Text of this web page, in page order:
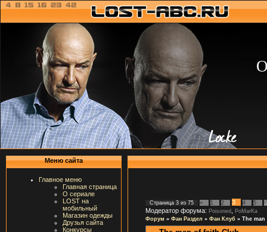
Меню сайта
Главное меню
Главная страница
О сериале
LOST на
мобильный
Магазин одежды
Друзья сайта
Конкурсы
Страница 3 из 75 « 1 2 3 4 5
Модератор форума: Poisoned
PoMarKa
Форум » Фан Раздел » Фан Клуб » The